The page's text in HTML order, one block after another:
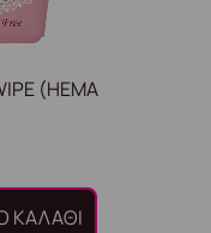
(HEMA
ΚΑΛΆΘΙ